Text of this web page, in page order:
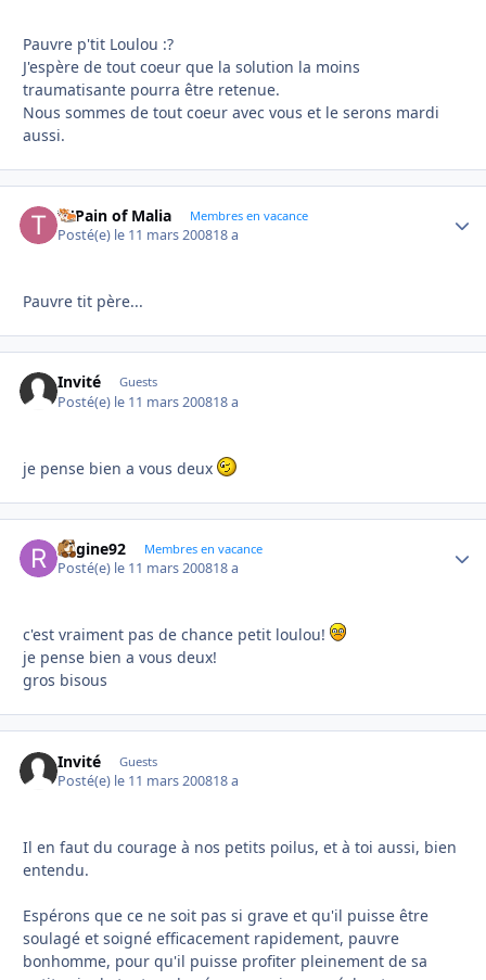
Pauvre p'tit Loulou :?
J'espère de tout coeur que la solution la moins
traumatisante pourra être retenue.
Nous sommes de tout coeur avec vous et le serons mardi
aussi.
Ti'Pain of Malia Membres en vacance
Posté(e) le 11 mars 200818 a
Pauvre tit père...
Invité Guests
Posté(e) le 11 mars 200818 a
je pense bien a vous deux
Regine92 Membres en vacance
Posté(e) le 11 mars 200818 a
c'est vraiment pas de chance petit loulou!
je pense bien a vous deux!
gros bisous
Invité Guests
Posté(e) le 11 mars 200818 a
Il en faut du courage à nos petits poilus, et à toi aussi, bien
entendu.
Espérons que ce ne soit pas si grave et qu'il puisse être
soulagé et soigné efficacement rapidement, pauvre
bonhomme, pour qu'il puisse profiter pleinement de sa